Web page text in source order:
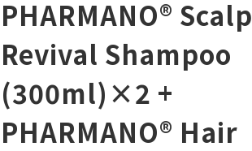
PHARMANO® Scalp
Revival Shampoo
(300ml)×2 +
PHARMANO® Hair